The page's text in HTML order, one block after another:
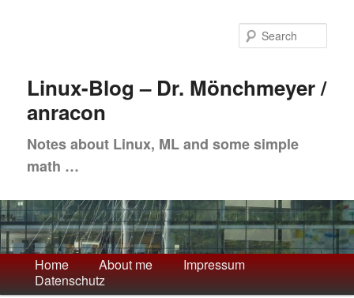
content
contentLinux-Blog – Dr. Mönchmeyer /
anracon
Notes about Linux, ML and some simple
math …
Main
menu
Home About me
Impressum
Datenschutz